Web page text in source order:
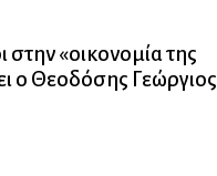
«οικονομία της
ο Θεοδόσης Γεώργιος